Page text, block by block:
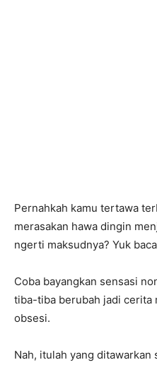
Pernahkah kamu tertawa
merasakan hawa dingin
ngerti maksudnya? Yuk
Coba bayangkan sensasi
tiba-tiba berubah jadi cerita
obsesi.
Nah, itulah yang ditawarkan